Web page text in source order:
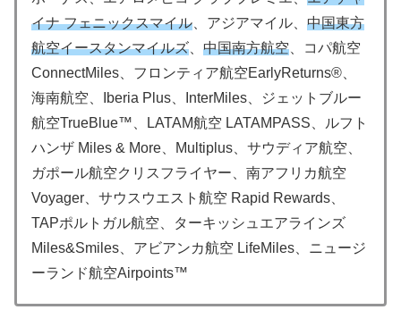
イナ フェニックスマイル 、アジアマイル、 中国東方
航空イースタンマイルズ
中国南方航空 、コパ航空
ConnectMiles、フロンティア航空EarlyReturns®、
海南航空、Iberia Plus、InterMiles、ジェットブルー
航空TrueBlue™、LATAM航空 LATAMPASS、ルフト
ハンザ Miles & More、Multiplus、サウディア航空、
ガポール航空クリスフライヤー、南アフリカ航空
Voyager、サウスウエスト航空 Rapid Rewards、
TAPポルトガル航空、ターキッシュエアラインズ
Miles&Smiles、アビアンカ航空 LifeMiles、ニュージ
ーランド航空Airpoints™